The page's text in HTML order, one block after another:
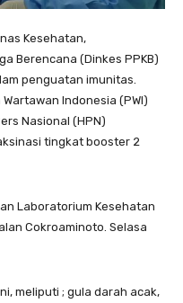
Kesehatan,
Berencana (Dinkes PPKB)
penguatan imunitas.
Indonesia (PWI)
Nasional (HPN)
tingkat booster 2
Laboratorium Kesehatan
Cokroaminoto. Selasa
meliputi ; gula darah acak,